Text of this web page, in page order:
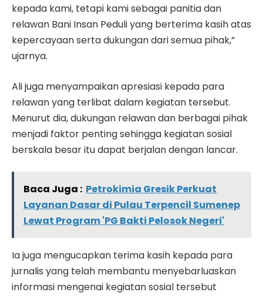
kepada kami, tetapi kami sebagai panitia dan
relawan Bani Insan Peduli yang berterima kasih atas
kepercayaan serta dukungan dari semua pihak,”
ujarnya.
Ali juga menyampaikan apresiasi kepada para
relawan yang terlibat dalam kegiatan tersebut.
Menurut dia, dukungan relawan dan berbagai pihak
menjadi faktor penting sehingga kegiatan sosial
berskala besar itu dapat berjalan dengan lancar.
Baca Juga : Petrokimia Gresik Perkuat
Layanan Dasar di Pulau Terpencil Sumenep
Lewat Program 'PG Bakti Pelosok Negeri'
Ia juga mengucapkan terima kasih kepada para
jurnalis yang telah membantu menyebarluaskan
informasi mengenai kegiatan sosial tersebut